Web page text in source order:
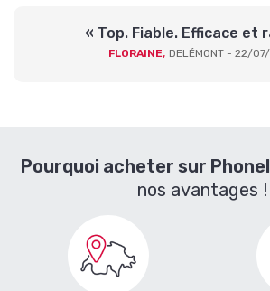
« Top. Fiable. Efficace et
FLORAINE, DELÉMONT - 22/
Pourquoi acheter sur
nos avantages !